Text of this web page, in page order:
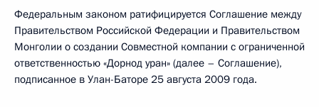
Федеральным законом ратифицируется Соглашение между
Правительством Российской Федерации и Правительством
Монголии о создании Совместной компании с ограниченной
ответственностью «Дорнод уран» (далее – Соглашение),
подписанное в Улан-Баторе 25 августа 2009 года.